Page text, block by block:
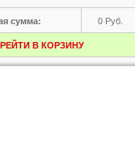
сумма: 0 Руб.
В КОРЗИНУ